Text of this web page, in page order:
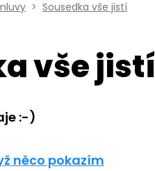
> Sousedka vše jistí
vše jistí
:-)
něco pokazím